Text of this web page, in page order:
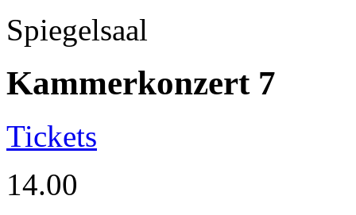
Spiegelsaal
Kammerkonzert 7
Tickets
14.00